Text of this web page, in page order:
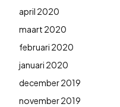
april 2020
maart 2020
februari 2020
januari 2020
december 2019
november 2019